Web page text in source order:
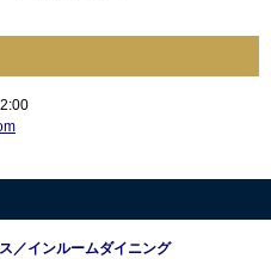
／インルームダイニング